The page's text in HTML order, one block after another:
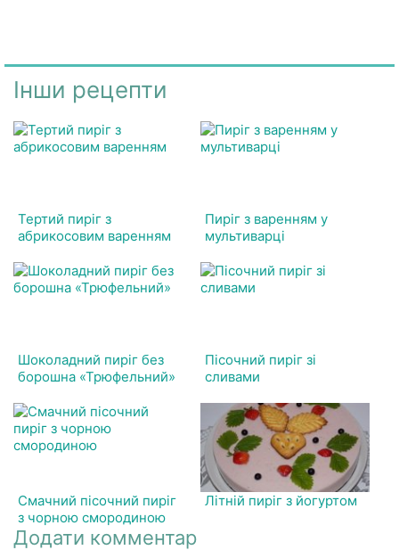
Інши рецепти
Тертий пиріг з
абрикосовим варенням
Пиріг з варенням у
мультиварці
Шоколадний пиріг без
борошна «Трюфельний»
Пісочний пиріг зі
сливами
Смачний пісочний пиріг
з чорною смородиною
Літній пиріг з йогуртом
Додати комментар